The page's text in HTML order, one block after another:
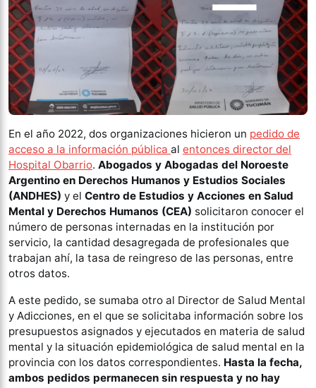
En el año 2022, dos organizaciones hicieron un pedido de
acceso a la información pública al entonces director del
Hospital Obarrio. Abogados y Abogadas del Noroeste
Argentino en Derechos Humanos y Estudios Sociales
(ANDHES) y el Centro de Estudios y Acciones en Salud
Mental y Derechos Humanos (CEA) solicitaron conocer el
número de personas internadas en la institución por
servicio, la cantidad desagregada de profesionales que
trabajan ahí, la tasa de reingreso de las personas, entre
otros datos.
A este pedido, se sumaba otro al Director de Salud Mental
y Adicciones, en el que se solicitaba información sobre los
presupuestos asignados y ejecutados en materia de salud
mental y la situación epidemiológica de salud mental en la
provincia con los datos correspondientes. Hasta la fecha,
ambos pedidos permanecen sin respuesta y no hay